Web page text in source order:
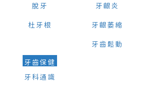
脫牙
杜牙根
牙齦炎
牙齦萎縮
牙齒鬆動
牙齒保健
牙科通識